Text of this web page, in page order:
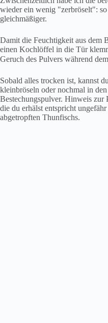
wieder ein wenig "zerbröselt":
gleichmäßiger.
Damit die Feuchtigkeit aus dem
einen Kochlöffel in die Tür
Geruch des Pulvers während
Sobald alles trocken ist, kannst
kleinbröseln oder nochmal in
Bestechungspulver. Hinweis zur
die du erhälst entspricht
abgetropften Thunfischs.